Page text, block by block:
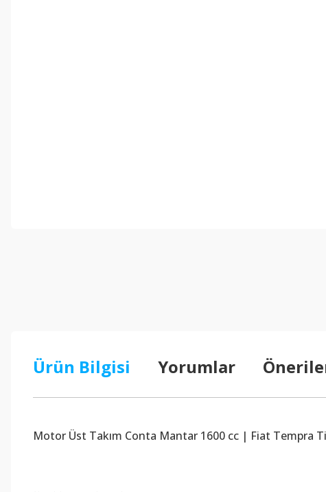
Ürün Bilgisi Yorumlar
Motor Üst Takım Conta Mantar 1600 cc | Fiat Tempra